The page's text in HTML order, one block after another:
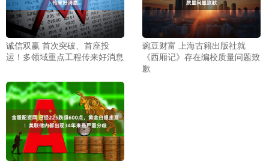
诚信双赢 首次突破、首座投
运！多领域重点工程传来好消息
豌豆财富 上海古籍出版社就
《西厢记》存在编校质量问题致
歉